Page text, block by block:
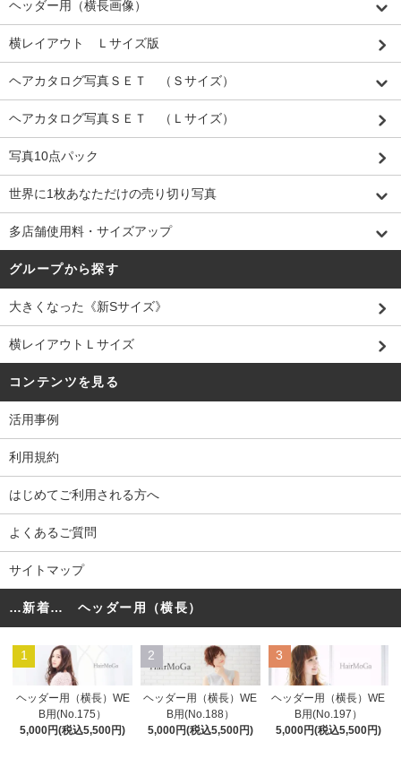
ヘッダー用（横長画像）
横レイアウト Ｌサイズ版
ヘアカタログ写真ＳＥＴ （Ｓサイズ）
ヘアカタログ写真ＳＥＴ （Ｌサイズ）
写真10点パック
世界に1枚あなただけの売り切り写真
多店舗使用料・サイズアップ
グループから探す
大きくなった《新Sサイズ》
横レイアウトＬサイズ
コンテンツを見る
活用事例
利用規約
はじめてご利用される方へ
よくあるご質問
サイトマップ
…新着… ヘッダー用（横長）
1
ヘッダー用（横長）WE
B用(No.175）
5,000円(税込5,500円)
2
ヘッダー用（横長）WE
B用(No.188）
5,000円(税込5,500円)
3
ヘッダー用（横長）WE
B用(No.197）
5,000円(税込5,500円)